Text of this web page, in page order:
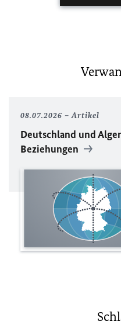
08.07.2026 Artikel
Deutschland und
Beziehungen